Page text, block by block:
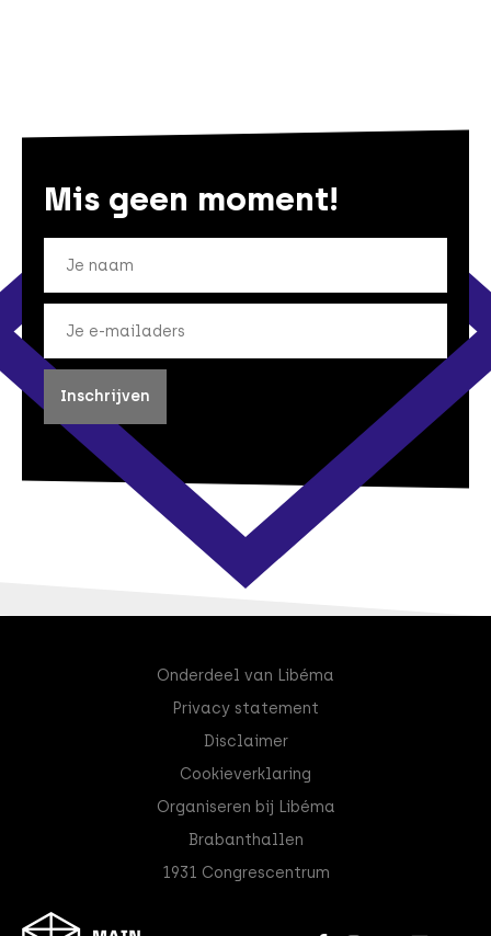
Mis geen moment!
Onderdeel van Libéma
Privacy statement
Disclaimer
Cookieverklaring
Organiseren bij Libéma
Brabanthallen
1931 Congrescentrum